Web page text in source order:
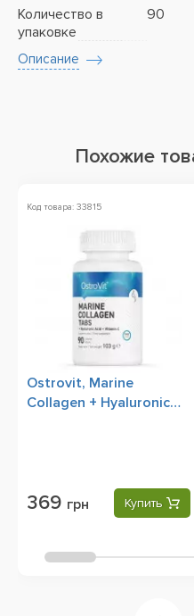
Количество в
упаковке
90
Описание
Похожие
Код товара: 33815
Ostrovit, Marine
Collagen + Hyaluronic
369 грн Купить